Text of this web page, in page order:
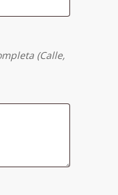
(Calle,